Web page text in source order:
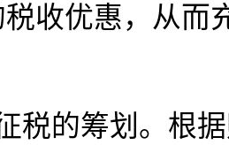
收优惠，从而
税的筹划。根